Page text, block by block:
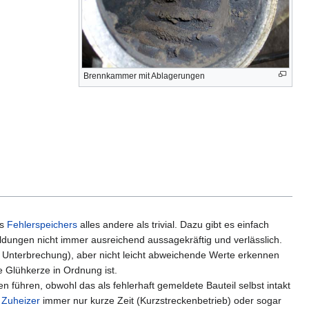
Brennkammer mit Ablagerungen
Fehlerspeichers alles andere als trivial. Dazu gibt es einfach
nicht immer ausreichend aussagekräftig und verlässlich.
aber nicht leicht abweichende Werte erkennen
Glühkerze in Ordnung ist.
führen, obwohl das als fehlerhaft gemeldete Bauteil selbst intakt
Zuheizer immer nur kurze Zeit (Kurzstreckenbetrieb) oder sogar